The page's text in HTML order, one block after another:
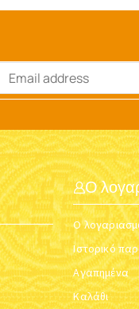
Ο
Ο
Ιστορικό
Αγαπημένα
Καλάθι